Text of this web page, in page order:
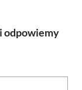
odpowiemy